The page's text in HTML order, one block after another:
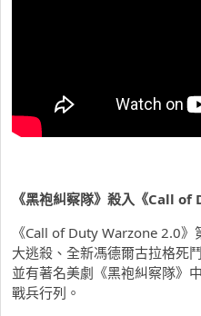
《黑袍糾察隊》殺入《Call
《Call of Duty Warzone 2.0
大逃殺、全新馮德爾古拉格死
並有著名美劇《黑袍糾察隊》
戰兵行列。